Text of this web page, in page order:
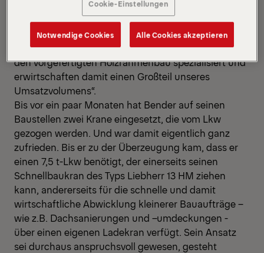
Aufstockungen in Holzrahmenbau. „Generell
beherrschen wir das gesamte Spektrum der
Zimmerer- und Dachdeckerarbeiten“, fasst er
zusammen. „Im Zimmererbereich haben wir uns auf
den vorgefertigten Holzrahmenbau spezialisiert und
erwirtschaften damit einen Großteil unseres
Umsatzvolumens“.
Bis vor ein paar Monaten hat Bender auf seinen
Baustellen zwei Krane eingesetzt, die vom Lkw
gezogen werden. Und war damit eigentlich ganz
zufrieden. Bis er zu der Überzeugung kam, dass er
einen 7,5 t-Lkw benötigt, der einerseits seinen
Schnellbaukran des Typs Liebherr 13 HM ziehen
kann, andererseits für die schnelle und damit
wirtschaftliche Abwicklung kleinerer Bauaufträge –
wie z.B. Dachsanierungen und –umdeckungen -
über einen eigenen Ladekran verfügt. Sein Ansatz
sei durchaus anspruchsvoll gewesen, gesteht
Cookie-Einstellungen
Notwendige Cookies Alle Cookies akzeptieren